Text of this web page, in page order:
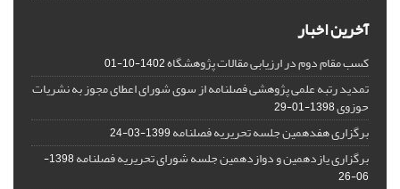
آخرین اخبار
کسب مقام دوم در ارزیابی مقالات پژوهشگاه1402-10-01
تمدید رتبه علمی پژوهشی فصلنامه از سوی شورای اعطای مجوز به نشریات
حوزوی1398-01-29
برگزاری هفدهمین جلسه تحریریه فصلنامه1399-03-24
برگزاری یازدهمین و دوازدهمین جلسه شورای تحریریه فصلنامه
1398-
06-26